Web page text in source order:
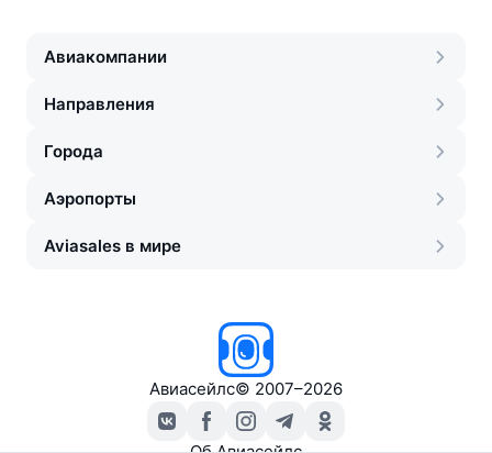
Авиакомпании
Направления
Города
Аэропорты
Aviasales в мире
Авиасейлс© 2007–2026